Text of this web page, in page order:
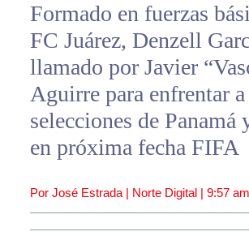
Formado en fuerzas
FC Juárez, Denzell
llamado por Javier
Aguirre para enfrentar a
selecciones de
en próxima fecha FIFA
Por José Estrada | Norte Digital | 9:57 am